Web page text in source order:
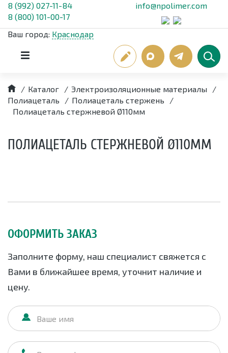
8 (992) 027-11-84
8 (800) 101-00-17
info@npolimer.com
Ваш город: Краснодар
/ Каталог / Электроизоляционные материалы
/
Полиацеталь
/ Полиацеталь стержень
/
Полиацеталь стержневой Ø110мм
ПОЛИАЦЕТАЛЬ СТЕРЖНЕВОЙ Ø110ММ
ОФОРМИТЬ ЗАКАЗ
Заполните форму, наш специалист свяжется с
Вами в ближайшее время, уточнит наличие и
цену.